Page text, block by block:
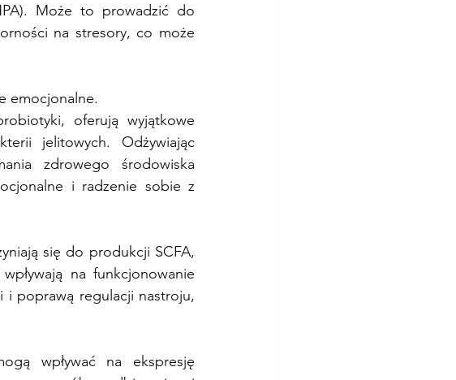
Może to prowadzić do
na stresory, co może
emocjonalne.
oferują wyjątkowe
jelitowych. Odżywiając
zdrowego środowiska
i radzenie sobie z
się do produkcji SCFA,
na funkcjonowanie
i poprawą regulacji nastroju,
wpływać na ekspresję